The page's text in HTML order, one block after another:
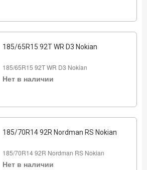
185/65R15 92T WR D3 Nokian
185/65R15 92T WR D3 Nokian
Нет в наличии
185/70R14 92R Nordman RS Nokian
185/70R14 92R Nordman RS Nokian
Нет в наличии